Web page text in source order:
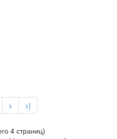
> >|
4 страниц)